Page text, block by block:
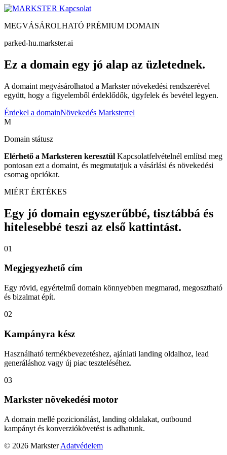
Kapcsolat
MEGVÁSÁROLHATÓ PRÉMIUM DOMAIN
parked-hu.markster.ai
Ez a domain egy jó alap az üzletednek.
A domaint megvásárolhatod a Markster növekedési rendszerével
együtt, hogy a figyelemből érdeklődők, ügyfelek és bevétel legyen.
Érdekel a domainNövekedés Marksterrel
M
Domain státusz
Elérhető a Marksteren keresztül Kapcsolatfelvételnél említsd meg
pontosan ezt a domaint, és megmutatjuk a vásárlási és növekedési
csomag opciókat.
MIÉRT ÉRTÉKES
Egy jó domain egyszerűbbé, tisztábbá és
hitelesebbé teszi az első kattintást.
01
Megjegyezhető cím
Egy rövid, egyértelmű domain könnyebben megmarad, megosztható
és bizalmat épít.
02
Kampányra kész
Használható termékbevezetéshez, ajánlati landing oldalhoz, lead
generáláshoz vagy új piac teszteléséhez.
03
Markster növekedési motor
A domain mellé pozicionálást, landing oldalakat, outbound
kampányt és konverziókövetést is adhatunk.
© 2026 Markster Adatvédelem